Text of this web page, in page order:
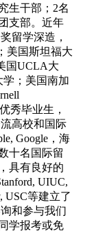
生干部； 2名
支部。近年
留学深造，
美国斯坦福大
国UCLA大
学；美国南加
秀毕业生，
高校和国际
Google，海
十名国际留
具有良好的
UIUC,
USC等建立了
和参与我们
学报考或免